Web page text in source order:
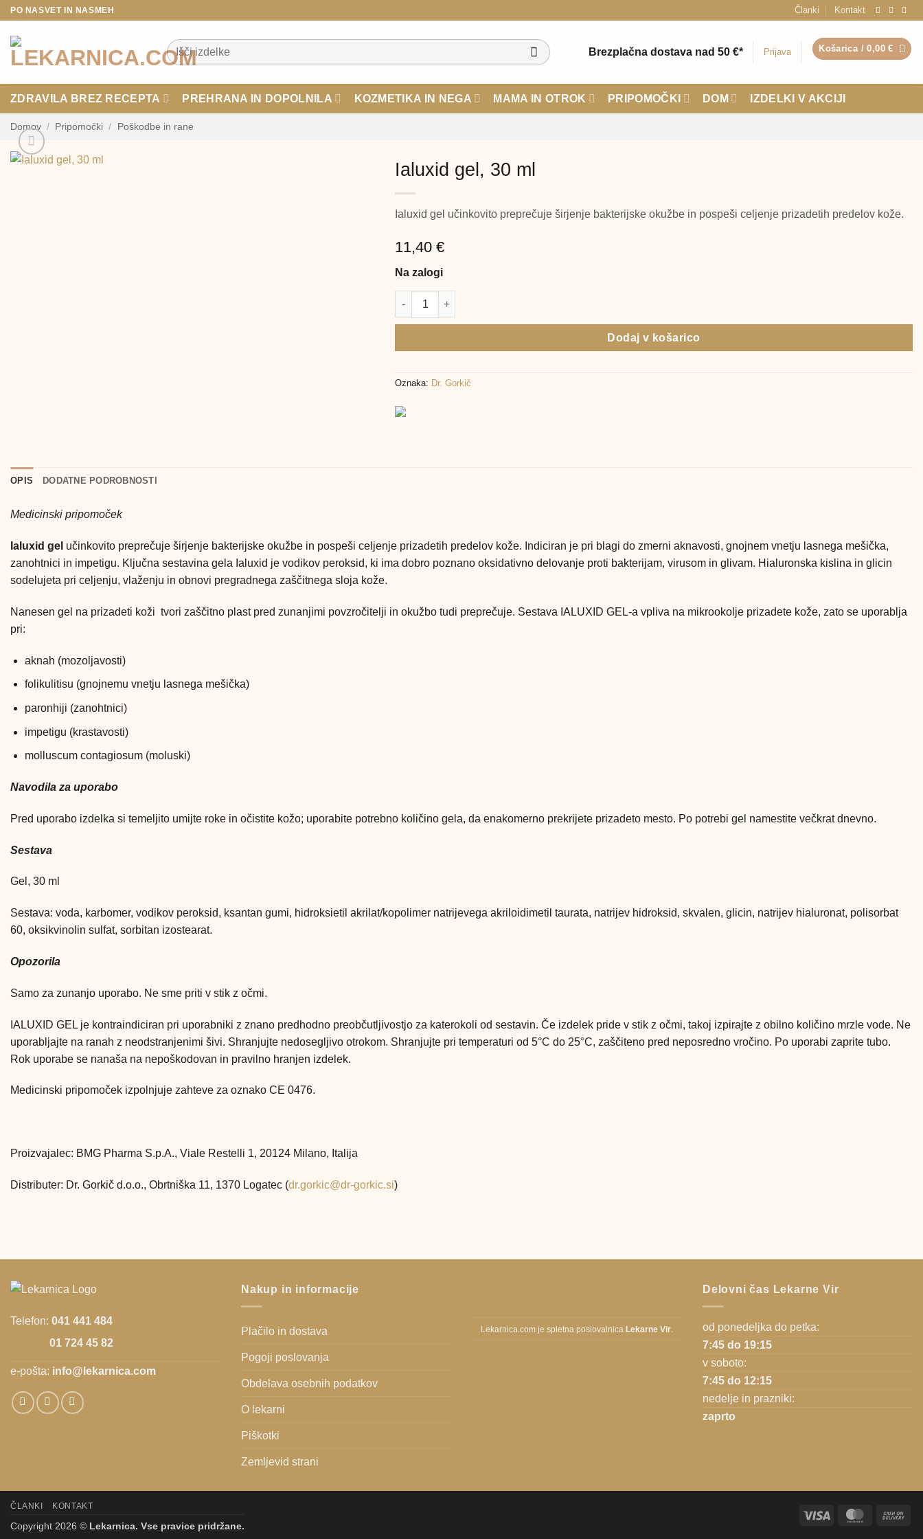
Skoči
vsebino
PO NASVET IN NASMEH Članki Kontakt
Išči:
Brezplačna dostava nad 50 €* Prijava Košarica /0,00€
ZDRAVILA BREZ RECEPTA PREHRANA IN DOPOLNILA KOZMETIKA IN NEGA MAMA IN OTROK PRIPOMOČKI DOM IZDELKI V AKCIJI
Domov / Pripomočki / Poškodbe in rane
Ialuxid gel, 30 ml
Ialuxid gel učinkovito preprečuje širjenje bakterijske okužbe in pospeši celjenje prizadetih predelov kože.
11,40 €
Na zalogi
Ialuxid gel, 30 ml količina
Dodaj v košarico
Oznaka: Dr. Gorkič
OPIS DODATNE PODROBNOSTI
Medicinski pripomoček
Ialuxid gel učinkovito preprečuje širjenje bakterijske okužbe in pospeši celjenje prizadetih predelov kože. Indiciran je pri blagi do zmerni aknavosti, gnojnem vnetju lasnega mešička,
zanohtnici in impetigu. Ključna sestavina gela Ialuxid je vodikov peroksid, ki ima dobro poznano oksidativno delovanje proti bakterijam, virusom in glivam. Hialuronska kislina in glicin
sodelujeta pri celjenju, vlaženju in obnovi pregradnega zaščitnega sloja kože.
Nanesen gel na prizadeti koži tvori zaščitno plast pred zunanjimi povzročitelji in okužbo tudi preprečuje. Sestava IALUXID GEL-a vpliva na mikrookolje prizadete kože, zato se uporablja
pri:
aknah (mozoljavosti)
folikulitisu (gnojnemu vnetju lasnega mešička)
paronhiji (zanohtnici)
impetigu (krastavosti)
molluscum contagiosum (moluski)
Navodila za uporabo
Pred uporabo izdelka si temeljito umijte roke in očistite kožo; uporabite potrebno količino gela, da enakomerno prekrijete prizadeto mesto. Po potrebi gel namestite večkrat dnevno.
Sestava
Gel, 30 ml
Sestava: voda, karbomer, vodikov peroksid, ksantan gumi, hidroksietil akrilat/kopolimer natrijevega akriloidimetil taurata, natrijev hidroksid, skvalen, glicin, natrijev hialuronat, polisorbat
60, oksikvinolin sulfat, sorbitan izostearat.
Opozorila
Samo za zunanjo uporabo. Ne sme priti v stik z očmi.
IALUXID GEL je kontraindiciran pri uporabniki z znano predhodno preobčutljivostjo za katerokoli od sestavin. Če izdelek pride v stik z očmi, takoj izpirajte z obilno količino mrzle vode. Ne
uporabljajte na ranah z neodstranjenimi šivi. Shranjujte nedosegljivo otrokom. Shranjujte pri temperaturi od 5°C do 25°C, zaščiteno pred neposredno vročino. Po uporabi zaprite tubo.
Rok uporabe se nanaša na nepoškodovan in pravilno hranjen izdelek.
Medicinski pripomoček izpolnjuje zahteve za oznako CE 0476.
Proizvajalec: BMG Pharma S.p.A., Viale Restelli 1, 20124 Milano, Italija
Distributer: Dr. Gorkič d.o.o., Obrtniška 11, 1370 Logatec (dr.gorkic@dr-gorkic.si)
Telefon: 041 441 484
01 724 45 82
e-pošta: info@lekarnica.com
Nakup in informacije
Plačilo in dostava
Pogoji poslovanja
Obdelava osebnih podatkov
O lekarni
Piškotki
Zemljevid strani
Lekarnica.com je spletna poslovalnica Lekarne Vir
Delovni čas Lekarne Vir
od ponedeljka do petka:
7:45 do 19:15
v soboto:
7:45 do 12:15
nedelje in prazniki:
zaprto
Visa MasterCard
ČLANKI KONTAKT
Copyright 2026 © Lekarnica. Vse pravice pridržane.